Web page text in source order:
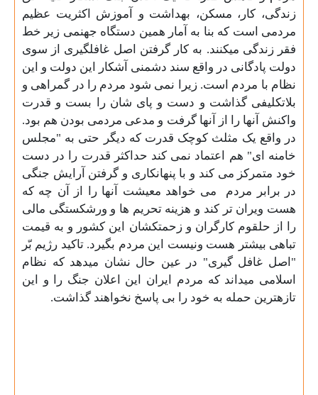
زندگی، کار، مسکن، بهداشت و آموزش اکثریت عظیم
مردمی است که بنا به آمار همین دستگاه جهنمی زیر خط
فقر زندگی میکنند. به کار گرفتن اصل غافلگیری از سوی
دولت پادگانی در واقع سند دشمنی آشکار این دولت و این
نظام با مردم است. زیرا نمی شود مردم را در گمراهی و
بلاتکلیفی گذاشت و دست و پای شان را بست و قدرت
واکنش آنها را از آنها گرفت و مدعی مردمی بودن هم بود.
در واقع یک مثلث کوچک قدرت که دیگر حتی به "مجلس
خامنه ای" هم اعتماد نمی کند حداکثر قدرت را در دست
خود متمرکز می کند و با پنهانکاری و گرفتن آرایش جنگی
در برابر مردم
می خواهد معیشت آنها را از آن چه که
هست ویران تر کند و هزینه تحریم ها و ورشکستگی مالی
را از حلقوم کارگران و زحمتکشان این کشور و به قیمت
تباهی بیشتر هست ونیست این مردم بگیرد. تاکید رژیم بّر
"اصل غافل گیری" در عین حال نشان میدهد که نظام
اسلامی میداند که مردم ایران این اعلان جنگ را و این
تازهترین حمله به خود را بی پاسخ نخواهند گذاشت.